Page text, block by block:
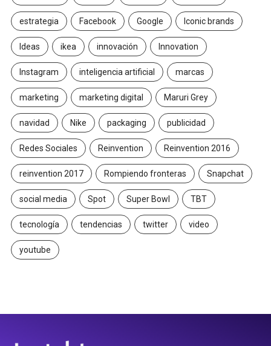
estrategia Facebook Google Iconic brands
Ideas ikea innovación Innovation
Instagram inteligencia artificial marcas
marketing marketing digital Maruri Grey
navidad Nike packaging publicidad
Redes Sociales Reinvention Reinvention 2016
reinvention 2017 Rompiendo fronteras Snapchat
social media Spot Super Bowl TBT
tecnología tendencias twitter video
youtube